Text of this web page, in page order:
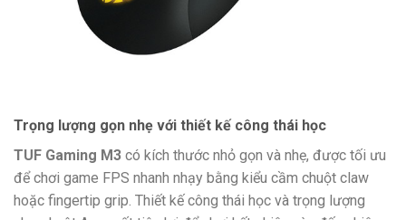
Trọng lượng gọn nhẹ với thiết kế công thái học
TUF Gaming M3 có kích thước nhỏ gọn và nhẹ, được tối ưu
để chơi game FPS nhanh nhạy bằng kiểu cầm chuột claw
hoặc fingertip grip. Thiết kế công thái học và trọng lượng